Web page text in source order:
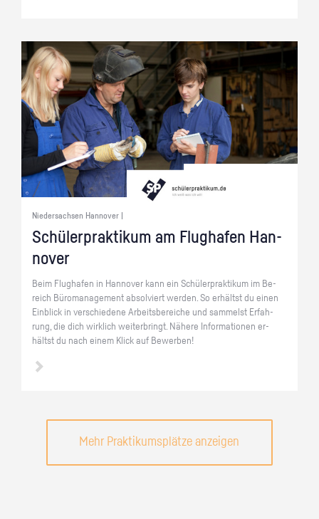
Niedersachsen Hannover |
Schü­ler­prak­ti­kum am Flug­ha­fen Han­
no­ver
Beim Flug­ha­fen in Han­no­ver kann ein Schü­ler­prak­ti­kum im Be­
reich Bü­ro­ma­nage­ment ab­sol­viert wer­den. So er­hältst du einen
Ein­blick in ver­schie­de­ne Ar­beits­be­rei­che und sam­melst Er­fah­
rung, die dich wirk­lich wei­ter­bringt. Nä­he­re In­for­ma­tio­nen er­
hältst du nach einem Klick auf Be­wer­ben!
Mehr Praktikumsplätze anzeigen